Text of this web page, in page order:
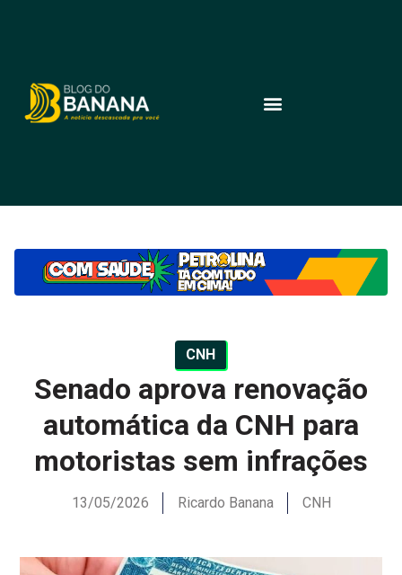
CNH
Senado aprova renovação
automática da CNH para
motoristas sem infrações
13/05/2026 Ricardo Banana CNH